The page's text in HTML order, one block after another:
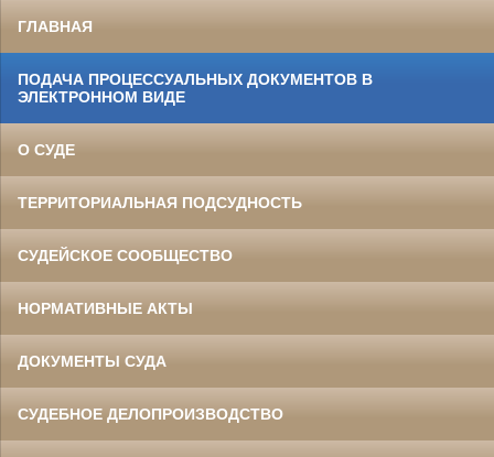
ГЛАВНАЯ
ПОДАЧА ПРОЦЕССУАЛЬНЫХ ДОКУМЕНТОВ В
ЭЛЕКТРОННОМ ВИДЕ
О СУДЕ
ТЕРРИТОРИАЛЬНАЯ ПОДСУДНОСТЬ
СУДЕЙСКОЕ СООБЩЕСТВО
НОРМАТИВНЫЕ АКТЫ
ДОКУМЕНТЫ СУДА
СУДЕБНОЕ ДЕЛОПРОИЗВОДСТВО